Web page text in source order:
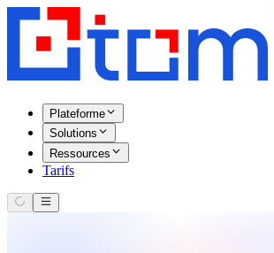
Plateforme
Solutions
Ressources
Tarifs